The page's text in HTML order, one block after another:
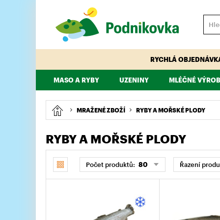
RYCHLÁ
MASO A RYBY
VEPŘOVÉ HOVĚZÍ TELECÍ KUŘECÍ,
UZENINY
PÁRKY, KLOBÁSY, ŠPEKÁČKY
MLÉČNÉ
MAJONÉZY,
MRAŽENÉ ZBOŽÍ RYBY A MOŘSKÉ PLODY
RYBY A MOŘSKÉ PLODY
Počet produktů: 80 Řazení